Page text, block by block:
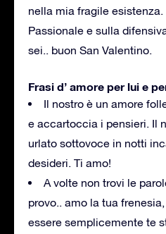
nella mia fragile esistenza.
Passionale e sulla
sei.. buon San Valentino.
Frasi d’ amore per lui e
Il nostro è un amore
e accartoccia i pensieri. Il
urlato sottovoce in notti
desideri. Ti amo!
A volte non trovi le
provo.. amo la tua
essere semplicemente te